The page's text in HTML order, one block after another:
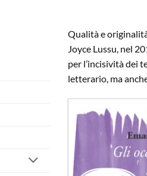
Qualità e
Joyce Lussu, nel
per l’incisività dei
letterario, ma